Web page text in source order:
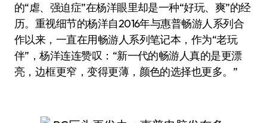
的“虐、强迫症”在杨洋眼里却是一种“好玩、爽”的经
历。重视细节的杨洋自2016年与惠普畅游人系列合
作以来，一直在用畅游人系列笔记本，作为“老玩
伴”，杨洋连连赞叹：“新一代的畅游人真的是更漂
亮，边框更窄，变得更薄，颜色的选择也更多。”